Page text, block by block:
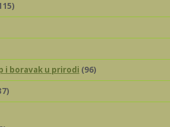
i boravak u prirodi (96)